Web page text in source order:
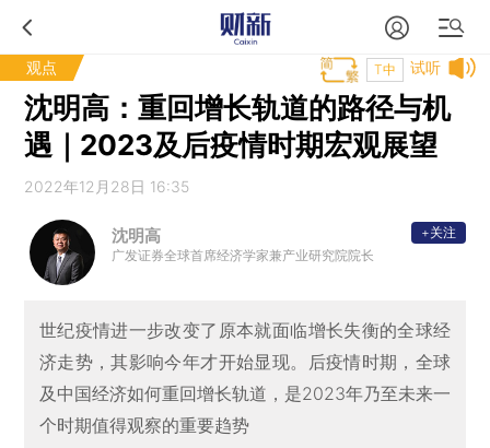
观点 试听
T中
沈明高：重回增长轨道的路径与机
遇｜2023及后疫情时期宏观展望
2022年12月28日 16:35
沈明高
广发证券全球首席经济学家兼产业研究院院长
+关注
世纪疫情进一步改变了原本就面临增长失衡的全球经
济走势，其影响今年才开始显现。后疫情时期，全球
及中国经济如何重回增长轨道，是2023年乃至未来一
个时期值得观察的重要趋势